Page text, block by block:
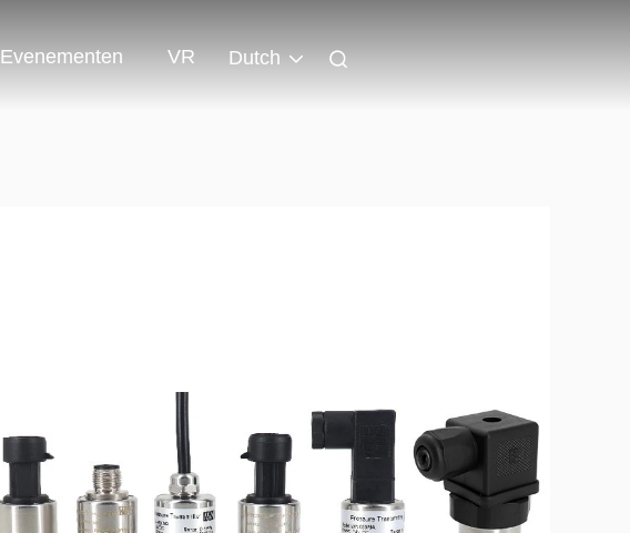
Evenementen VR Dutch